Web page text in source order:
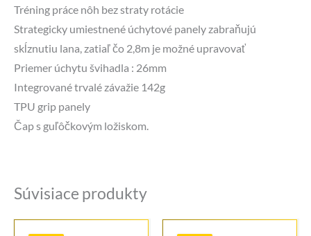
Tréning práce nôh bez straty rotácie
Strategicky umiestnené úchytové panely zabraňujú
skĺznutiu lana, zatiaľ čo 2,8m je možné upravovať
Priemer úchytu švihadla : 26mm
Integrované trvalé závažie 142g
TPU grip panely
Čap s guľôčkovým ložiskom.
Súvisiace produkty